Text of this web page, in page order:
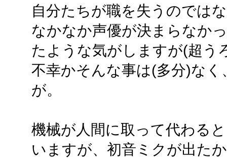
自分たちが職を失うのでは
なかなか声優が決まらなか
たような気がしますが(超う
不幸かそんな事は(多分)な
が。
機械が人間に取って代わる
いますが、初音ミクが出た